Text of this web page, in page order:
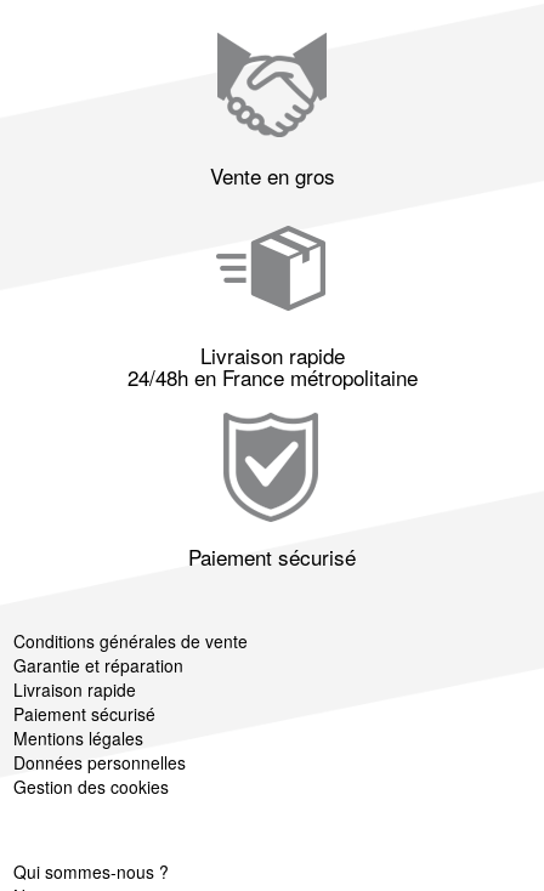
Vente en gros
Livraison rapide
24/48h en France métropolitaine
Paiement sécurisé
Conditions générales de vente
Garantie et réparation
Livraison rapide
Paiement sécurisé
Mentions légales
Données personnelles
Gestion des cookies
Qui sommes-nous ?